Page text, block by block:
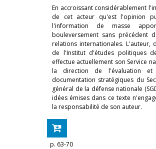
En accroissant considérablement
de cet acteur qu'est l'opinion
l'information de masse
bouleversement sans précédent
relations internationales. L'auteur,
de l'Institut d'études politiques
effectue actuellement son Service
la direction de l'évaluation
documentation stratégiques du
général de la défense nationale
idées émises dans ce texte
la responsabilité de son auteur.
p. 63-70